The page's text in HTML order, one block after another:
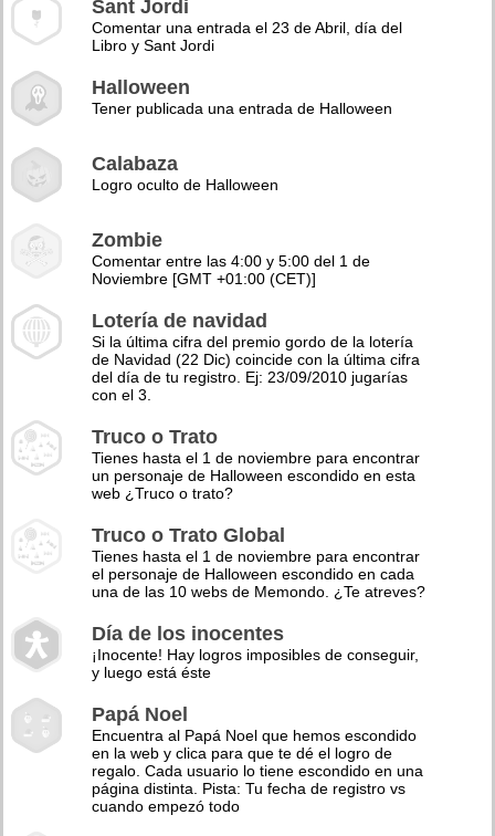
Sant Jordi
Comentar una entrada el 23 de Abril, día del
Libro y Sant Jordi
Halloween
Tener publicada una entrada de Halloween
Calabaza
Logro oculto de Halloween
Zombie
Comentar entre las 4:00 y 5:00 del 1 de
Noviembre [GMT +01:00 (CET)]
Lotería de navidad
Si la última cifra del premio gordo de la lotería
de Navidad (22 Dic) coincide con la última cifra
del día de tu registro. Ej: 23/09/2010 jugarías
con el 3.
Truco o Trato
Tienes hasta el 1 de noviembre para encontrar
un personaje de Halloween escondido en esta
web ¿Truco o trato?
Truco o Trato Global
Tienes hasta el 1 de noviembre para encontrar
el personaje de Halloween escondido en cada
una de las 10 webs de Memondo. ¿Te atreves?
Día de los inocentes
¡Inocente! Hay logros imposibles de conseguir,
y luego está éste
Papá Noel
Encuentra al Papá Noel que hemos escondido
en la web y clica para que te dé el logro de
regalo. Cada usuario lo tiene escondido en una
página distinta. Pista: Tu fecha de registro vs
cuando empezó todo